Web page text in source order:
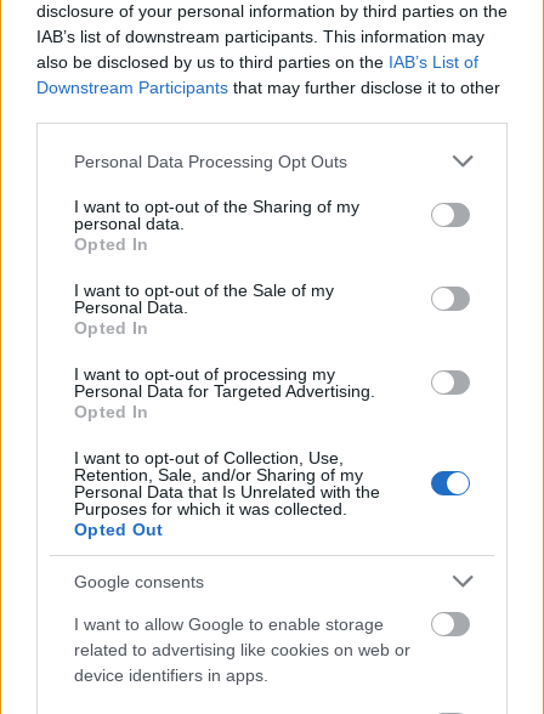
disclosure of your personal information by third parties on the
IAB’s list of downstream participants. This information may
also be disclosed by us to third parties on the IAB’s List of
Downstream Participants that may further disclose it to other
Please note that this website/app uses one or more Google
not limited to your visit or usage behaviour. You may click to
grant or deny consent to Google and its third-party tags to
use your data for below specified purposes in below Google
consent section.
Personal Data Processing Opt Outs
I want to opt-out of the Sharing of my
personal data.
Opted In
I want to opt-out of the Sale of my
Personal Data.
Opted In
I want to opt-out of processing my
Personal Data for Targeted Advertising.
Opted In
I want to opt-out of Collection, Use,
Retention, Sale, and/or Sharing of my
Personal Data that Is Unrelated with the
Purposes for which it was collected.
Opted Out
Google consents
I want to allow Google to enable storage
related to advertising like cookies on web or
device identifiers in apps.
A banda:
Victor Lemote Wooten- basszusgitár & ének
Regi „The Teacher” Wooten
Derico Watson- dob
Anthony „Flex” Wellington- basszusgitár & ének
Saundra „The Voice” Williams- ének
A repertoár:
2 Timers
Cambo
Summertime / Ain’t No Sunshine